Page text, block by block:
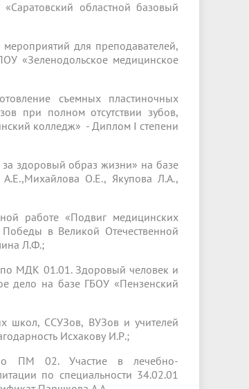
областной базовый
для преподавателей,
«Зеленодольское медицинское
съемных пластиночных
при полном отсутствии зубов,
колледж» - Диплом I степени
здоровый образ жизни» на базе
О.Е., Якупова Л.А.,
работе «Подвиг медицинских
в Великой Отечественной
Л.Ф.;
МДК 01.01. Здоровый человек и
дело на базе ГБОУ «Пензенский
школ, ССУЗов, ВУЗов и учителей
Исхакову И.Р.;
по ПМ 02. Участие в лечебно-
по специальности 34.02.01